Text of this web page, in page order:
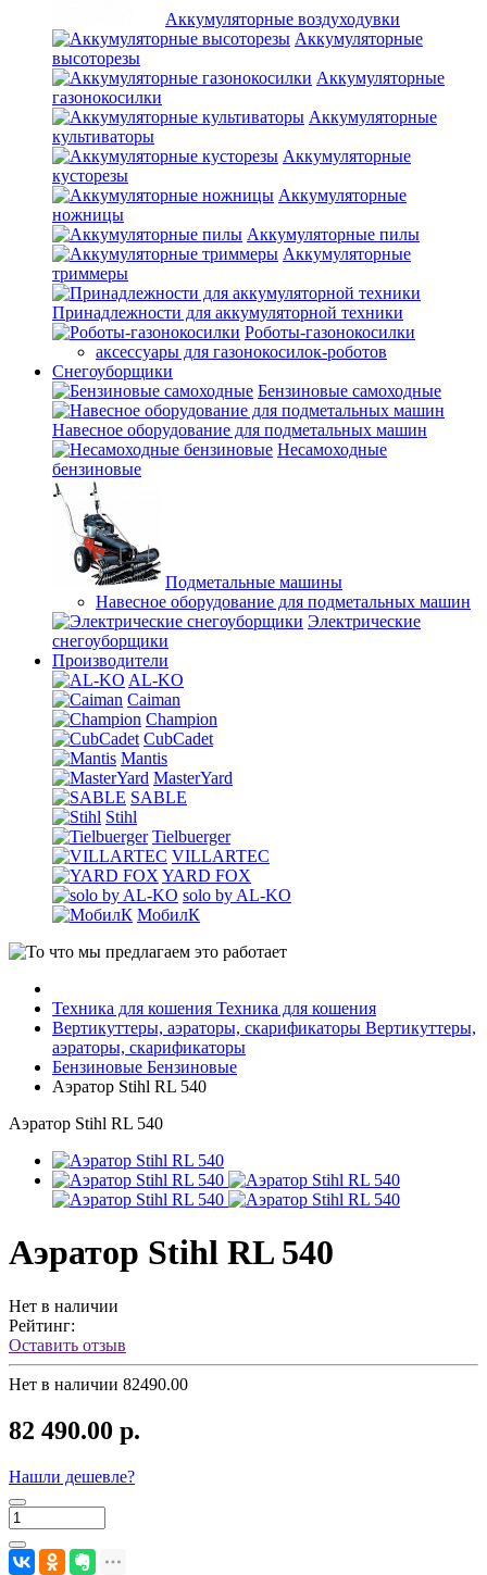
Аккумуляторные воздуходувки
Аккумуляторные
высоторезы
Аккумуляторные
газонокосилки
Аккумуляторные
культиваторы
Аккумуляторные
кусторезы
Аккумуляторные
ножницы
Аккумуляторные пилы
Аккумуляторные
триммеры
Принадлежности для аккумуляторной техники
Роботы-газонокосилки
аксессуары для газонокосилок-роботов
Снегоуборщики
Бензиновые самоходные
Навесное оборудование для подметальных машин
Несамоходные
бензиновые
Подметальные машины
Навесное оборудование для подметальных машин
Электрические
снегоуборщики
Производители
AL-KO
Caiman
Champion
CubCadet
Mantis
MasterYard
SABLE
Stihl
Tielbuerger
VILLARTEC
YARD FOX
solo by AL-KO
МобилК
Техника для кошения Техника для кошения
Вертикуттеры, аэраторы, скарификаторы Вертикуттеры,
аэраторы, скарификаторы
Бензиновые Бензиновые
Аэратор Stihl RL 540
Аэратор Stihl RL 540
Аэратор Stihl RL 540
Нет в наличии
Рейтинг:
Оставить отзыв
Нет в наличии 82490.00
82 490.00 р.
Нашли дешевле?